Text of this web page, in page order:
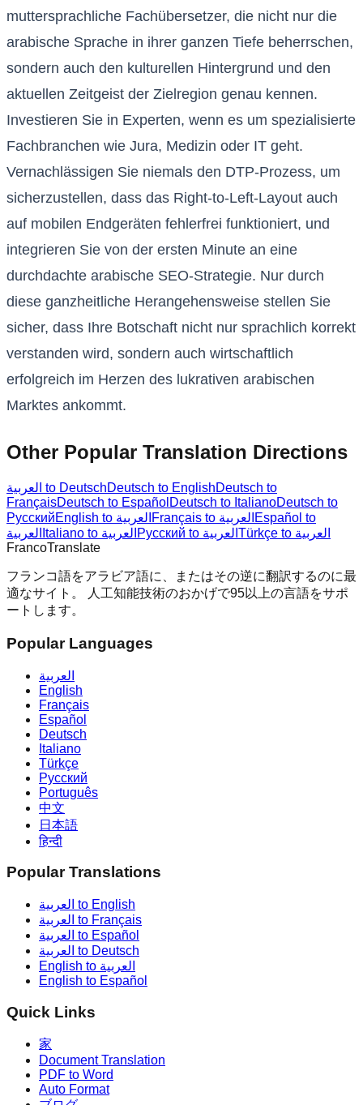
muttersprachliche Fachübersetzer, die nicht nur die
arabische Sprache in ihrer ganzen Tiefe beherrschen,
sondern auch den kulturellen Hintergrund und den
aktuellen Zeitgeist der Zielregion genau kennen.
Investieren Sie in Experten, wenn es um spezialisierte
Fachbranchen wie Jura, Medizin oder IT geht.
Vernachlässigen Sie niemals den DTP-Prozess, um
sicherzustellen, dass das Right-to-Left-Layout auch
auf mobilen Endgeräten fehlerfrei funktioniert, und
integrieren Sie von der ersten Minute an eine
durchdachte arabische SEO-Strategie. Nur durch
diese ganzheitliche Herangehensweise stellen Sie
sicher, dass Ihre Botschaft nicht nur sprachlich korrekt
verstanden wird, sondern auch wirtschaftlich
erfolgreich im Herzen des lukrativen arabischen
Marktes ankommt.
Other Popular Translation Directions
العربية to DeutschDeutsch to EnglishDeutsch to
FrançaisDeutsch to Español Deutsch to ItalianoDeutsch to
Русский
English to العربية Français to العربية Español to
العربية
Italiano to العربية Русский to العربية
Türkçe to العربية
FrancoTranslate
フランコ語をアラビア語に、またはその逆に翻訳するのに最
適なサイト。 人工知能技術のおかげで95以上の言語をサポ
ートします。
Popular Languages
العربية
English
Français
Español
Deutsch
Italiano
Türkçe
Русский
Português
中文
日本語
हिन्दी
Popular Translations
العربية to English
العربية to Français
العربية to Español
العربية to Deutsch
English to العربية
English to Español
Quick Links
家
Document Translation
PDF to Word
Auto Format